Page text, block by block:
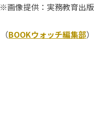
※画像提供：実務教育出版
（BOOKウォッチ編集部）